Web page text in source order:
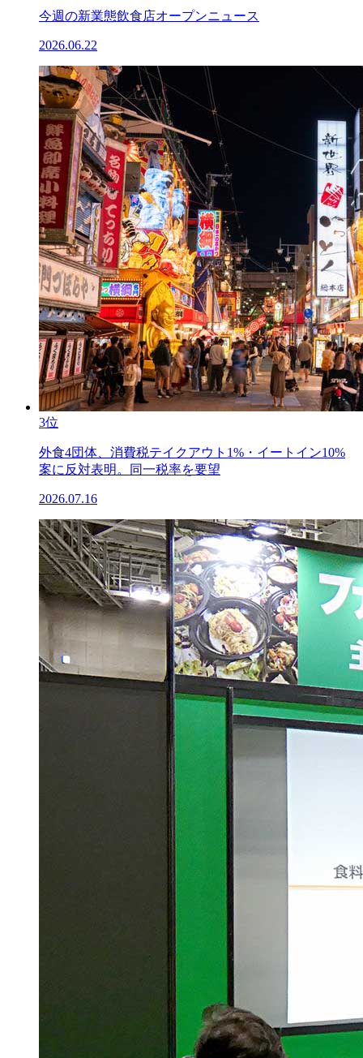
今週の新業態飲食店オープンニュース
2026.06.22
3位
外食4団体、消費税テイクアウト1%・イートイン10%
案に反対表明。同一税率を要望
2026.07.16